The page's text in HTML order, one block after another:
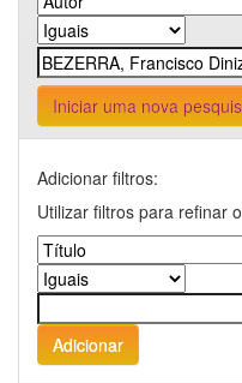
Iniciar uma nova
Adicionar filtros:
Utilizar filtros para refinar